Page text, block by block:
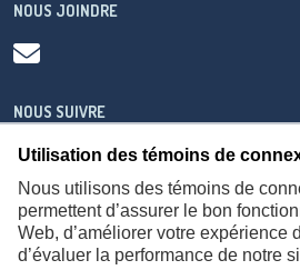
Utilisation des témoins de
Nous utilisons des témoins de
permettent d’assurer le bon
Web, d’améliorer votre expérience
d’évaluer la performance de notre
NOUS JOINDRE
NOUS SUIVRE
À propos Accessibilité Plan du site